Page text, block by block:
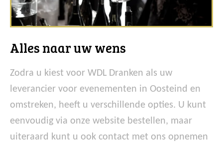
Alles naar uw wens
Zodra u kiest voor WDL Dranken als uw
leverancier voor evenementen in Oosteind en
omstreken, heeft u verschillende opties. U kunt
eenvoudig via onze website bestellen, maar
uiteraard kunt u ook contact met ons opnemen